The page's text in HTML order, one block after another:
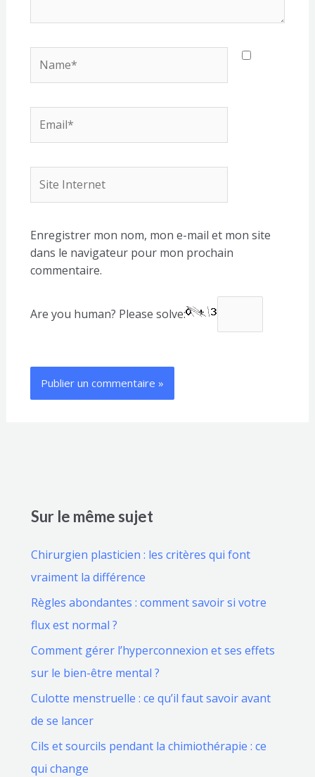
Internet
Enregistrer mon nom, mon e-mail et mon site
dans le navigateur pour mon prochain
commentaire.
Are you human? Please solve:
Sur le même sujet
Chirurgien plasticien : les critères qui font
vraiment la différence
Règles abondantes : comment savoir si votre
flux est normal ?
Comment gérer l’hyperconnexion et ses effets
sur le bien-être mental ?
Culotte menstruelle : ce qu’il faut savoir avant
de se lancer
Cils et sourcils pendant la chimiothérapie : ce
qui change